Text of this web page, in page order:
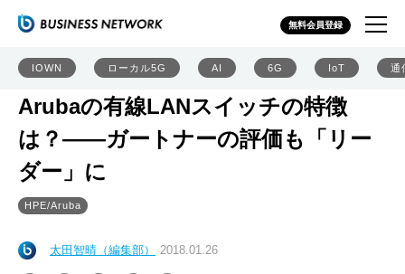
無料会員登録
IOWN ローカル5G AI 6G IoT 通
Arubaの有線LANスイッチの特徴
は？――ガートナーの評価も「リー
ダー」に
HPE/Aruba
太田智晴（編集部） 2018.01.26